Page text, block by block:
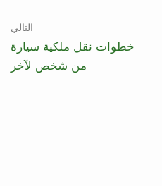
التالي
خطوات نقل ملكية سيارة
من شخص لآخر